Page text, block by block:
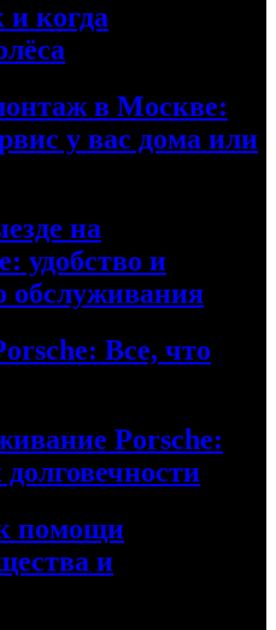
и когда
в Москве:
у вас дома или
на
удобство и
обслуживания
Все, что
Porsche:
помощи
и